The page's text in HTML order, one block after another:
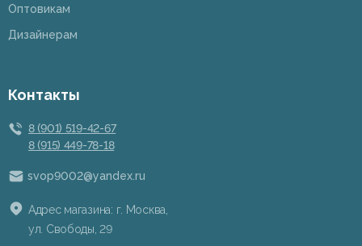
Оптовикам
Дизайнерам
Контакты
8 (901) 519-42-67
8 (915) 449-78-18
svop9002@yandex.ru
Адрес магазина: г. Москва,
ул. Свободы, 29